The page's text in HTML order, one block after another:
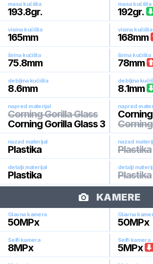
masa kućišta
193.8gr.
masa kućišta
192gr.
visina kućišta
165mm
visina kućišta
168mm
širina kućišta
75.8mm
širina kućišta
78mm
debljina kućišta
8.6mm
debljina
8.1mm
napred materijal
Corning Gorilla Glass
Corning Gorilla Glass 3
napred
nazad materijal
Plastika
nazad
Plastika
detalji materijal
Plastika
detalji
Plastika
KAMERE
Glavna kamera
50MPx
Glavna
50MPx
Selfi kamera
8MPx
Selfi kamera
5MPx